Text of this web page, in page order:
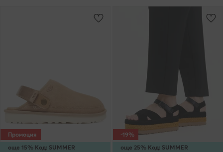
още 15% Код: SUMMER
Промоция
още 25% Код: SUMMER
-19%